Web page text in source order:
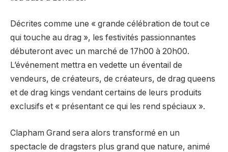
Décrites comme une « grande célébration de tout ce
qui touche au drag », les festivités passionnantes
débuteront avec un marché de 17h00 à 20h00.
L’événement mettra en vedette un éventail de
vendeurs, de créateurs, de créateurs, de drag queens
et de drag kings vendant certains de leurs produits
exclusifs et « présentant ce qui les rend spéciaux ».
Clapham Grand sera alors transformé en un
spectacle de dragsters plus grand que nature, animé